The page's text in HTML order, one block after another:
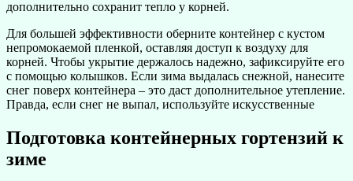
дополнительно сохранит тепло у корней.
Для большей эффективности оберните контейнер с кустом
непромокаемой пленкой, оставляя доступ к воздуху для
корней. Чтобы укрытие держалось надежно, зафиксируйте его
с помощью колышков. Если зима выдалась снежной, нанесите
снег поверх контейнера – это даст дополнительное утепление.
Правда, если снег не выпал, используйте искусственные
Подготовка контейнерных гортензий к
зиме